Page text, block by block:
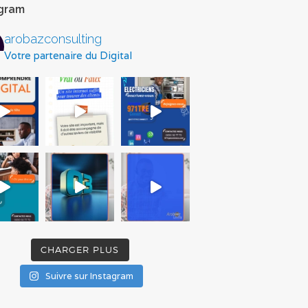
arobazconsulting
Votre partenaire du Digital
CHARGER PLUS
Suivre sur Instagram